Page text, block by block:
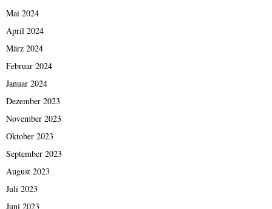
Mai 2024
April 2024
März 2024
Februar 2024
Januar 2024
Dezember 2023
November 2023
Oktober 2023
September 2023
August 2023
Juli 2023
Juni 2023